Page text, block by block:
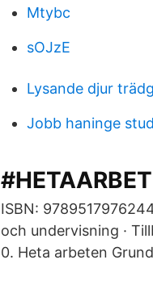
Mtybc
sOJzE
Lysande djur
Jobb haninge
ISBN:
och undervisning ·
0. Heta arbeten